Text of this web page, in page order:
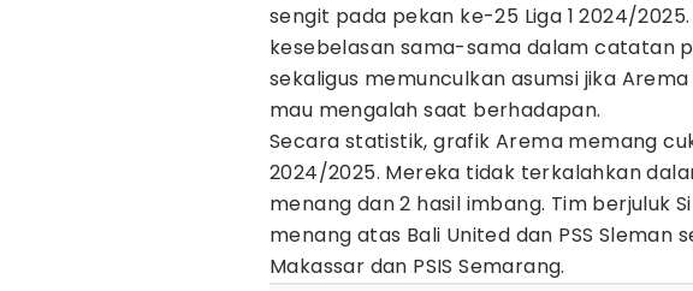
sengit pada pekan ke-25 Liga 1 2024/
kesebelasan sama-sama dalam catatan
sekaligus memunculkan asumsi jika
mau mengalah saat berhadapan.
Secara statistik, grafik Arema memang
2024/2025. Mereka tidak terkalahkan
menang dan 2 hasil imbang. Tim berjuluk
menang atas Bali United dan PSS Sleman
Makassar dan PSIS Semarang.